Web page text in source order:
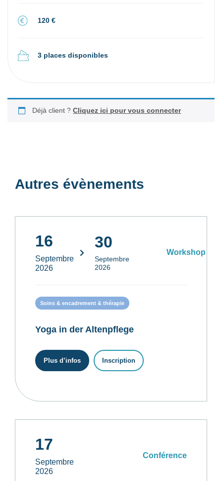
120 €
3 places disponibles
Déjà client ?Cliquez ici pour vous connecter
Autres évènements
16
Septembre
2026
30
Septembre
2026
Workshop
Soins & encadrement & thérapie
Yoga in der Altenpflege
Plus d’infos Inscription
17
Septembre
2026
Conférence